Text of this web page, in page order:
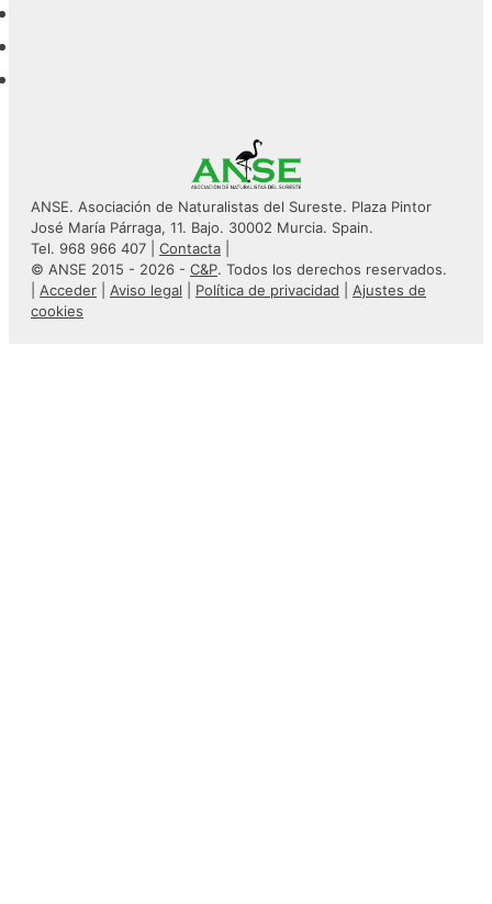
ANSE. Asociación de Naturalistas del Sureste. Plaza Pintor
José María Párraga, 11. Bajo. 30002 Murcia. Spain.
Tel. 968 966 407 | Contacta
© ANSE 2015 - 2026 - C&P. Todos los derechos reservados.
Acceder Aviso legal Política de privacidad
Ajustes de
cookies